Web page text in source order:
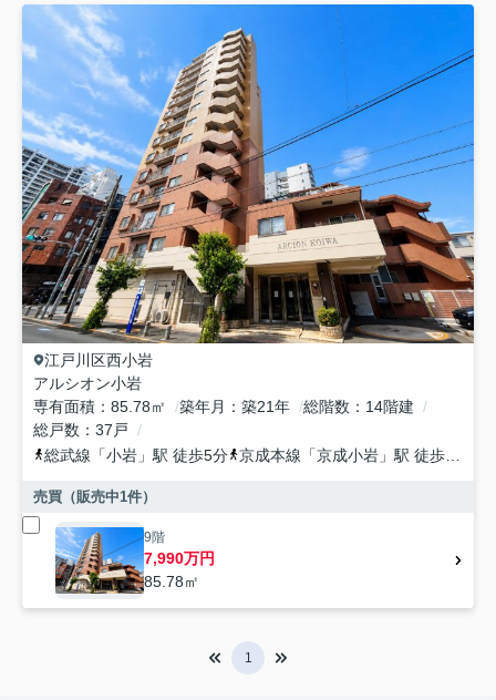
江戸川区西小岩
アルシオン小岩
専有面積
85.78㎡ 築年月 築21年 総階数
14階建
総戸数
37戸
総武線 「小岩 」駅 徒歩5分 京成本線 「京成小岩 」駅 徒歩13分
売買（販売中1件）
9階
7,990万円
85.78㎡
1